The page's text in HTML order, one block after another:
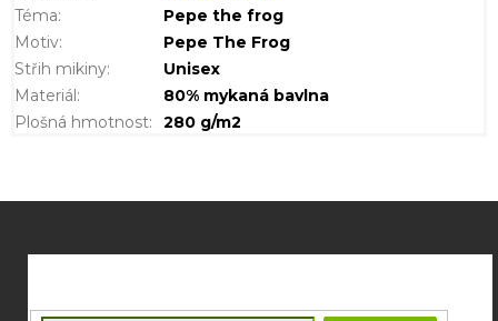
Téma:
Pepe the frog
Motiv:
Pepe The Frog
Střih mikiny:
Unisex
Materiál:
80% mykaná bavlna
Plošná hmotnost: 280 g/m2